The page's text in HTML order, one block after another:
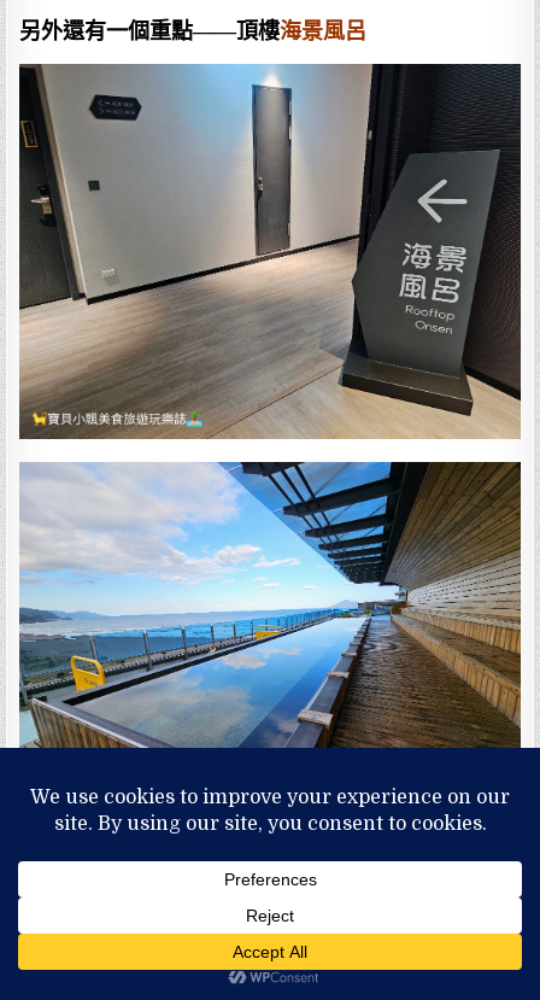
另外還有一個重點——頂樓海景風呂
建議一定要傍晚去泡，藍天白雲＋夕陽＋海景，真的
很美。晚上雖然也能泡，但視野會比較暗，少了那種